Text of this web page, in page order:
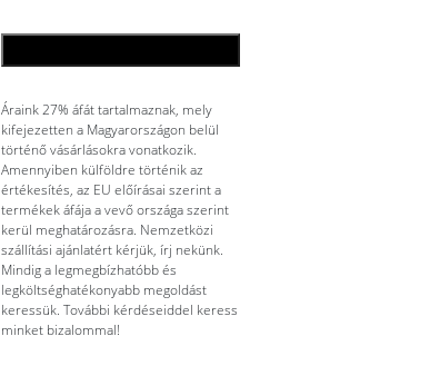
Áraink 27% áfát tartalmaznak, mely
kifejezetten a Magyarországon belül
történő vásárlásokra vonatkozik.
Amennyiben külföldre történik az
értékesítés, az EU előírásai szerint a
termékek áfája a vevő országa szerint
kerül meghatározásra. Nemzetközi
szállítási ajánlatért kérjük, írj nekünk.
Mindig a legmegbízhatóbb és
legköltséghatékonyabb megoldást
keressük. További kérdéseiddel keress
minket bizalommal!